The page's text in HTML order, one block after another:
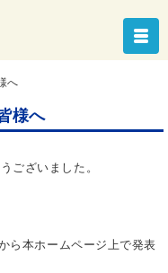
へ
様へ
ございました。
ら本ホームページ上で発表